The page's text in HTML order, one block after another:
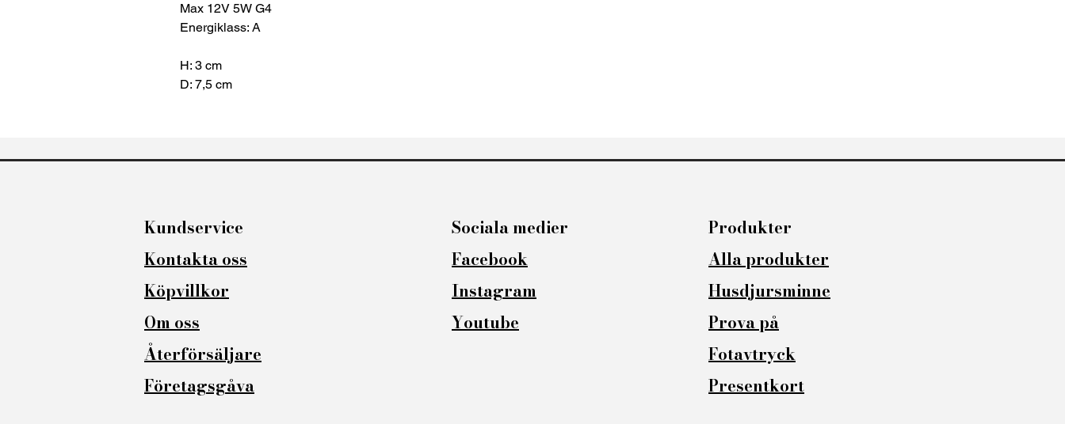
Max 12V 5W G4
Energiklass: A
H: 3 cm
D: 7,5 cm
Kundservice
Kontakta oss​
Köpvillkor
Om oss
Återförsäljare
Företagsgåva
Sociala medier
Facebook
Instagram
Youtube
Produkter
Alla produkter​
Husdjursminne
Prova på
Fotavtryck
Presentkort